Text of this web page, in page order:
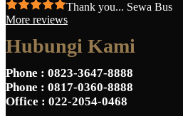
Thank you... Sewa Bus
More reviews
Hubungi Kami
Phone : 0823-3647-8888
Phone : 0817-0360-8888
Office : 022-2054-0468